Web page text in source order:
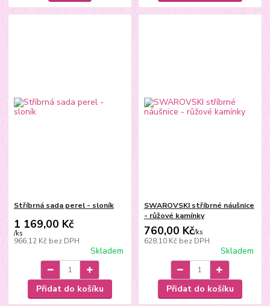
Stříbrná sada perel - sloník
1 169,00 Kč
/ks
966,12 Kč bez DPH
Skladem
Přidat do košíku
SWAROVSKI stříbrné náušnice
- růžové kamínky
760,00 Kč/ks
628,10 Kč bez DPH
Skladem
Přidat do košíku